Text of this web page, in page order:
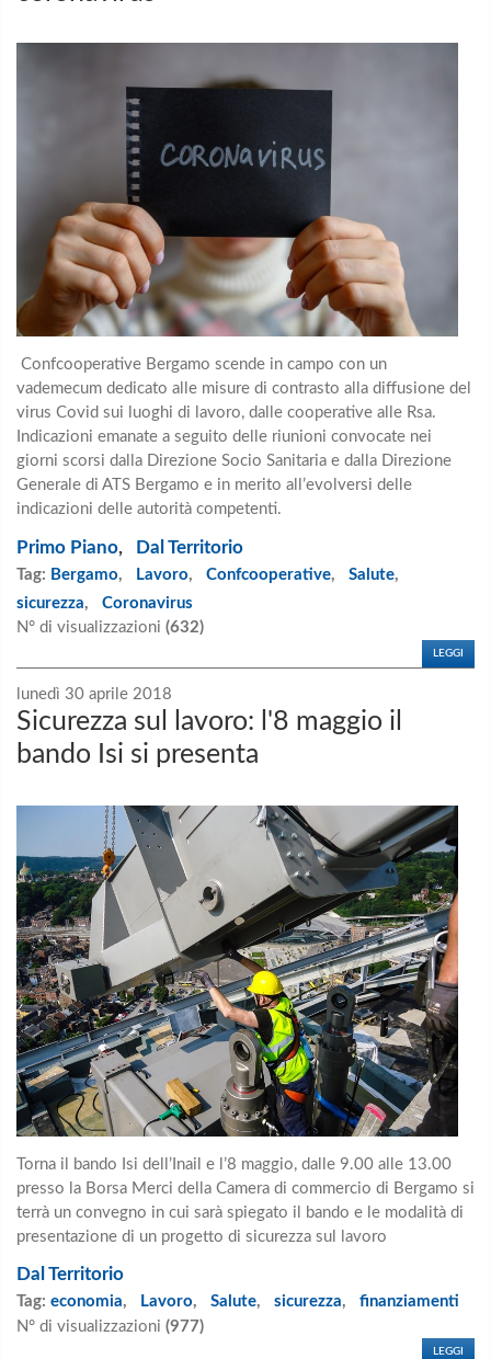
Confcooperative Bergamo scende in campo con un
vademecum dedicato alle misure di contrasto alla diffusione del
virus Covid sui luoghi di lavoro, dalle cooperative alle Rsa.
Indicazioni emanate a seguito delle riunioni convocate nei
giorni scorsi dalla Direzione Socio Sanitaria e dalla Direzione
Generale di ATS Bergamo e in merito all’evolversi delle
indicazioni delle autorità competenti.
Primo Piano, Dal Territorio
Tag: Bergamo, Lavoro, Confcooperative, Salute,
sicurezza, Coronavirus
N° di visualizzazioni (632)
LEGGI
lunedì 30 aprile 2018
Sicurezza sul lavoro: l'8 maggio il
bando Isi si presenta
Torna il bando Isi dell’Inail e l’8 maggio, dalle 9.00 alle 13.00
presso la Borsa Merci della Camera di commercio di Bergamo si
terrà un convegno in cui sarà spiegato il bando e le modalità di
presentazione di un progetto di sicurezza sul lavoro
Dal Territorio
Tag: economia, Lavoro, Salute, sicurezza, finanziamenti
N° di visualizzazioni (977)
LEGGI